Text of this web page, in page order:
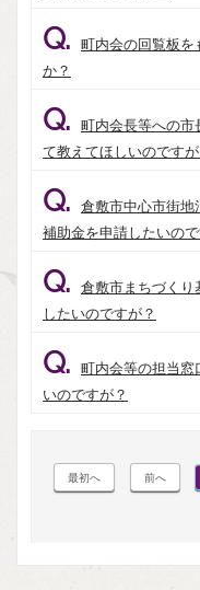
Q. 町内会の回覧板を
か？
Q. 町内会長等への
て教えてほしいのですが
Q. 倉敷市中心市街
補助金を申請したいの
Q. 倉敷市まちづく
したいのですが？
Q. 町内会等の担当窓
いのですが？